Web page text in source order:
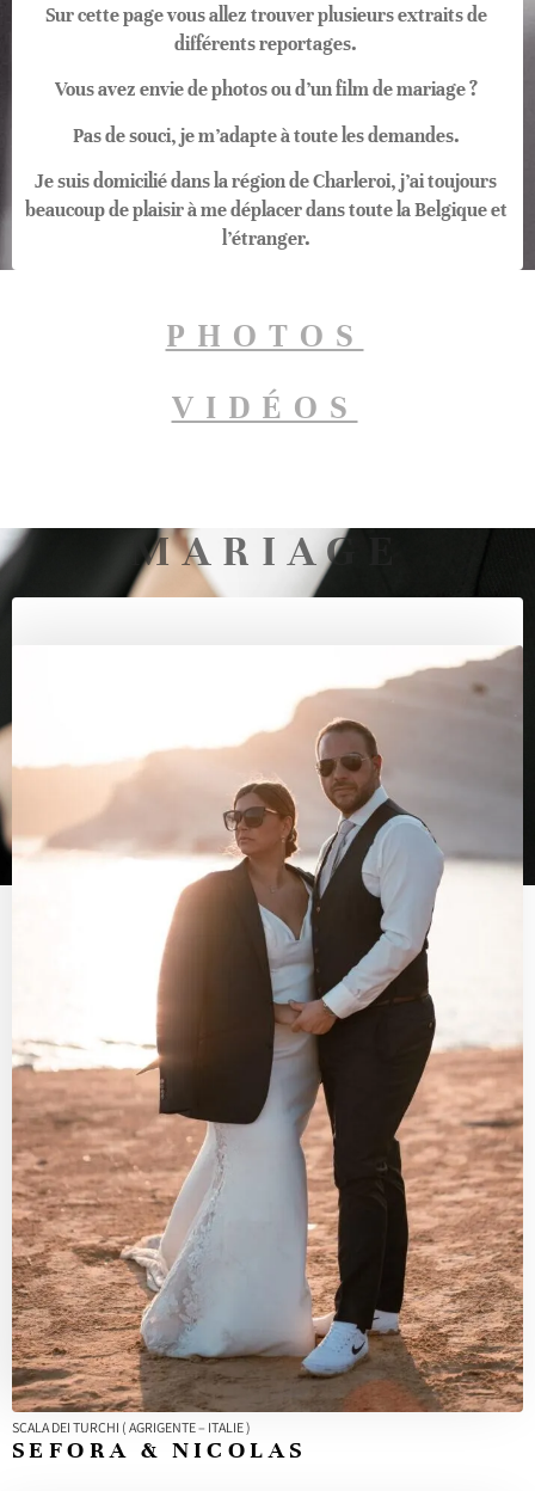
Sur cette page vous allez trouver plusieurs extraits de
différents reportages.
Vous avez envie de photos ou d’un film de mariage ?
Pas de souci, je m’adapte à toute les demandes.
Je suis domicilié dans la région de Charleroi, j’ai toujours
beaucoup de plaisir à me déplacer dans toute la Belgique et
l’étranger.
PHOTOS
VIDÉOS
MARIAGE
SCALA DEI TURCHI ( AGRIGENTE – ITALIE )
SEFORA & NICOLAS